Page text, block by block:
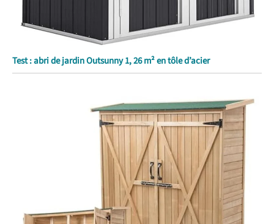
Test : abri de jardin Outsunny 1, 26 m² en tôle d’acier